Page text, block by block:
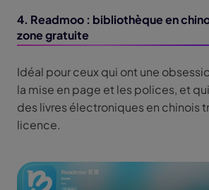
4. Readmoo : bibliothèque en
zone gratuite
Idéal pour ceux qui ont une
la mise en page et les polices, et
des livres électroniques en chinois
licence.